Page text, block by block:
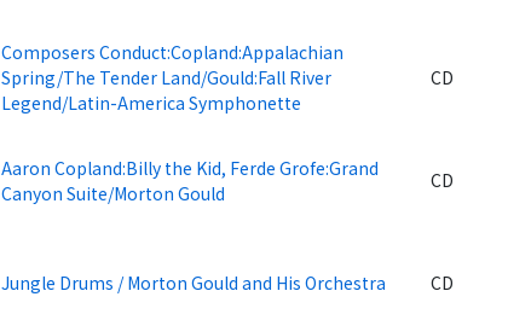
Composers Conduct:Copland:Appalachian
Spring/The Tender Land/Gould:Fall River
Legend/Latin-America Symphonette
CD
Aaron Copland:Billy the Kid, Ferde Grofe:Grand
Canyon Suite/Morton Gould
CD
Jungle Drums / Morton Gould and His Orchestra CD